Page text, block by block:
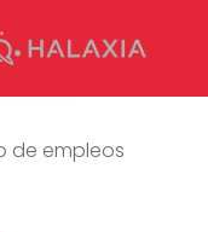
de empleos